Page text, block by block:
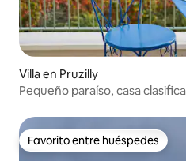
Villa en Pruzilly
Pequeño paraíso, casa
Favorito entre huéspedes
Favorito entre huéspedes